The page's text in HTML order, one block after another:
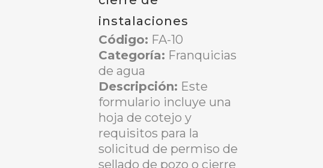
instalaciones
Código: FA-10
Categoría: Franquicias
de agua
Descripción: Este
formulario incluye una
hoja de cotejo y
requisitos para la
solicitud de permiso de
sellado de pozo o cierre